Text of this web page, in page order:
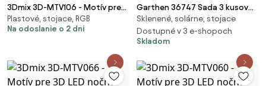
3Dmix 3D-MTV106 - Motív pre
3D LED nočnú lampu - Stranger
Things
Plastové, stojace, RGB
Na odoslanie o 2 dni
Garthen 36747 Sada 3 kusov
solárneho osvetlenia - závesný
pohár
Sklenené, solárne, stojace
Dostupné v 3 e-shopoch
Skladom